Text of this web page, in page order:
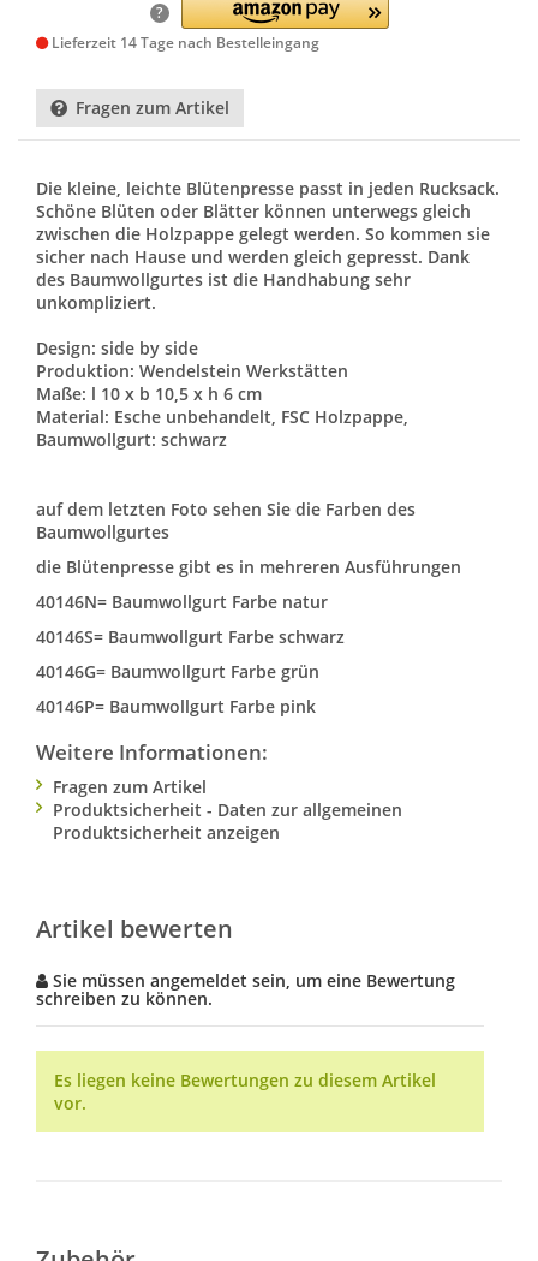
?
Lieferzeit 14 Tage nach Bestelleingang
Fragen zum Artikel
Die kleine, leichte Blütenpresse passt in jeden Rucksack.
Schöne Blüten oder Blätter können unterwegs gleich
zwischen die Holzpappe gelegt werden. So kommen sie
sicher nach Hause und werden gleich gepresst. Dank
des Baumwollgurtes ist die Handhabung sehr
unkompliziert.
Design: side by side
Produktion: Wendelstein Werkstätten
Maße: l 10 x b 10,5 x h 6 cm
Material: Esche unbehandelt, FSC Holzpappe,
Baumwollgurt: schwarz
auf dem letzten Foto sehen Sie die Farben des
Baumwollgurtes
die Blütenpresse gibt es in mehreren Ausführungen
40146N= Baumwollgurt Farbe natur
40146S= Baumwollgurt Farbe schwarz
40146G= Baumwollgurt Farbe grün
40146P= Baumwollgurt Farbe pink
Weitere Informationen:
Fragen zum Artikel
Produktsicherheit - Daten zur allgemeinen
Produktsicherheit anzeigen
Artikel bewerten
Sie müssen angemeldet sein, um eine Bewertung
schreiben zu können.
Es liegen keine Bewertungen zu diesem Artikel
vor.